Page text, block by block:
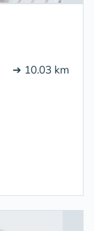
➔ 10.03 km